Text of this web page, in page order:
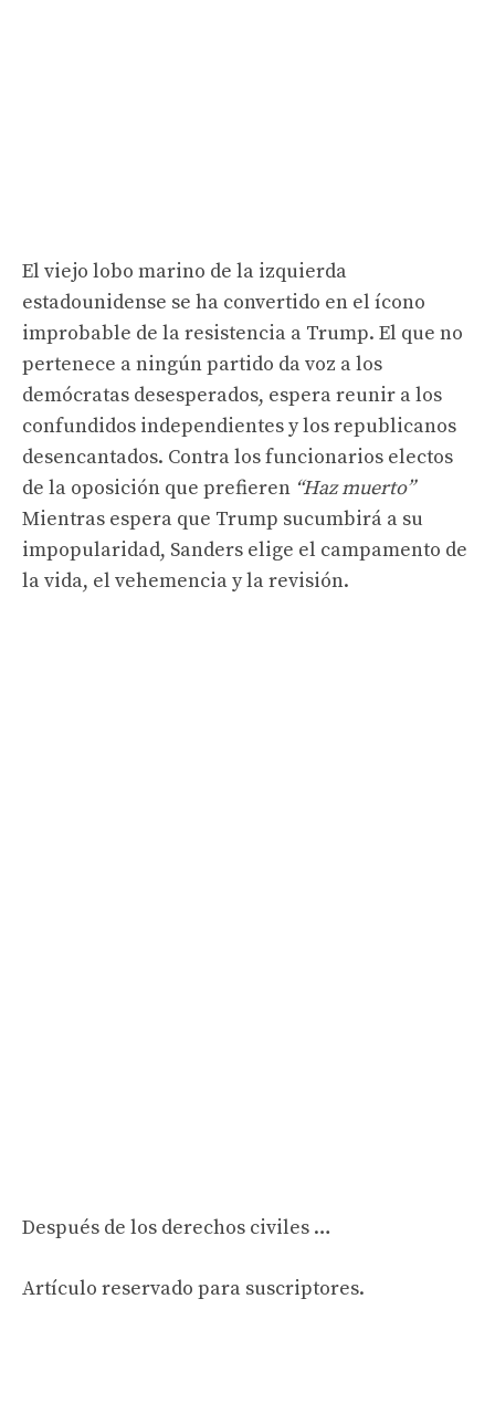
El viejo lobo marino de la izquierda
estadounidense se ha convertido en el ícono
improbable de la resistencia a Trump. El que no
pertenece a ningún partido da voz a los
demócratas desesperados, espera reunir a los
confundidos independientes y los republicanos
desencantados. Contra los funcionarios electos
de la oposición que prefieren “Haz muerto”
Mientras espera que Trump sucumbirá a su
impopularidad, Sanders elige el campamento de
la vida, el vehemencia y la revisión.
Después de los derechos civiles …
Artículo reservado para suscriptores.